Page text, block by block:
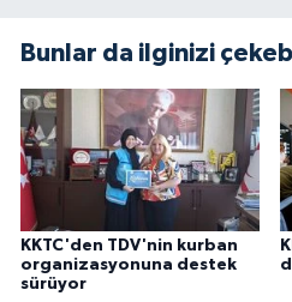
Bunlar da ilginizi
KKTC'den TDV'nin kurban
organizasyonuna destek
sürüyor
İstanbul Müftülüğü
İzmir Müftülüğü
Kahramanmaraş
Karabük Müftülüğü